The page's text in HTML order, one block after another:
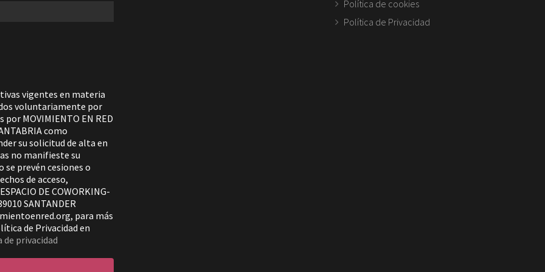
vigentes en materia
voluntariamente por
MOVIMIENTO EN RED
como
su solicitud de alta en
no manifieste su
prevén cesiones o
de acceso,
DE COWORKING-
SANTANDER
para más
de Privacidad en
privacidad
Política de cookies
Política de Privacidad